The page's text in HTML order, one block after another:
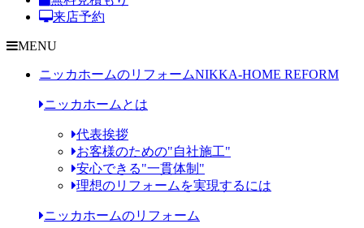
来店予約
MENU
ニッカホームのリフォームNIKKA-HOME REFORM
ニッカホームとは
代表挨拶
お客様のための"自社施工"
安心できる"一貫体制"
理想のリフォームを実現するには
ニッカホームのリフォーム